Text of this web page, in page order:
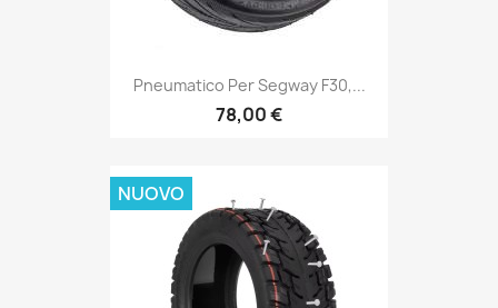
Pneumatico Per Segway F30,...
78,00 €
NUOVO